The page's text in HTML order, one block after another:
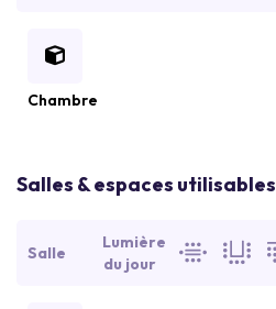
Chambre
Salles & espaces utilisables
Salle
Lumière
du jour